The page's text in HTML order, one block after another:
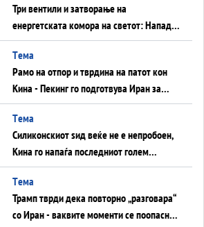
Три вентили и затворање на
енергетската комора на светот: Нападот
во Суец најавува глобален енергетски
инфаркт?
Tема
Рамо на отпор и тврдина на патот кон
Кина - Пекинг го подготвува Иран за
американска копнена инвазија
Tема
Силиконскиот ѕид веќе не е непробоен,
Кина го напаѓа последниот голем
монопол на Западот?
Tема
Трамп тврди дека повторно „разговара“
со Иран - ваквите моменти се поопасни